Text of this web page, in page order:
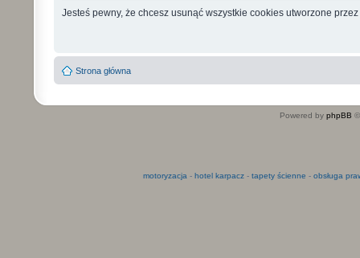
Jesteś pewny, że chcesz usunąć wszystkie cookies utworzone
Strona główna
Powered by phpBB
motoryzacja - hotel karpacz- tapety ścienne - obsługa